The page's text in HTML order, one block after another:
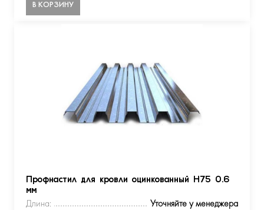
В КОРЗИНУ
Профнастил для кровли оцинкованный Н75 0.6
мм
Длина:
Уточняйте у менеджера